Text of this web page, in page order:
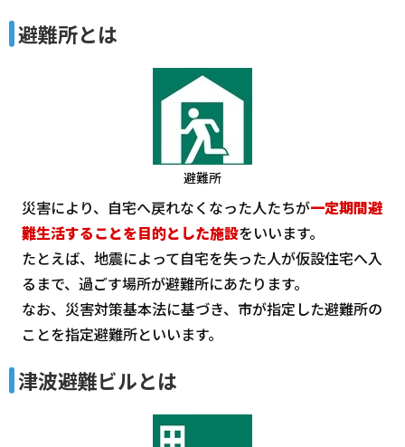
避難所とは
避難所
災害により、自宅へ戻れなくなった人たちが一定期間避
難生活することを目的とした施設をいいます。
たとえば、地震によって自宅を失った人が仮設住宅へ入
るまで、過ごす場所が避難所にあたります。
なお、災害対策基本法に基づき、市が指定した避難所の
ことを指定避難所といいます。
津波避難ビルとは